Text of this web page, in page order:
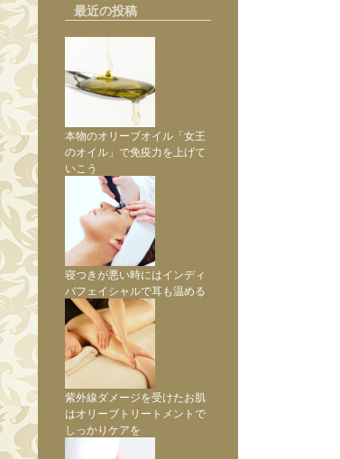
最近の投稿
本物のオリーブオイル「女王
のオイル」で免疫力を上げて
いこう
寝つきが悪い時にはインディ
バフェイシャルで耳も温める
紫外線ダメージを受けたお肌
はオリーブトリートメントで
しっかりケアを